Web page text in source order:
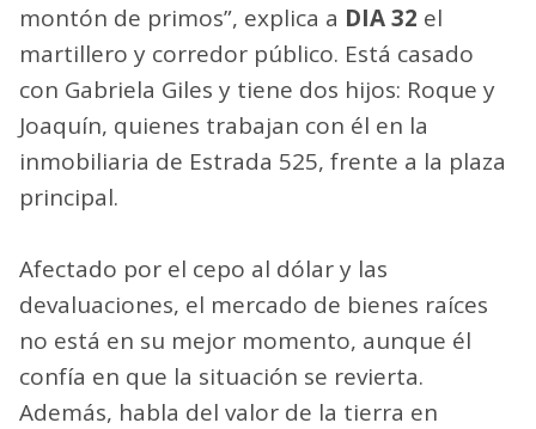
montón de primos”, explica a DIA 32 el
martillero y corredor público. Está casado
con Gabriela Giles y tiene dos hijos: Roque y
Joaquín, quienes trabajan con él en la
inmobiliaria de Estrada 525, frente a la plaza
principal.
Afectado por el cepo al dólar y las
devaluaciones, el mercado de bienes raíces
no está en su mejor momento, aunque él
confía en que la situación se revierta.
Además, habla del valor de la tierra en